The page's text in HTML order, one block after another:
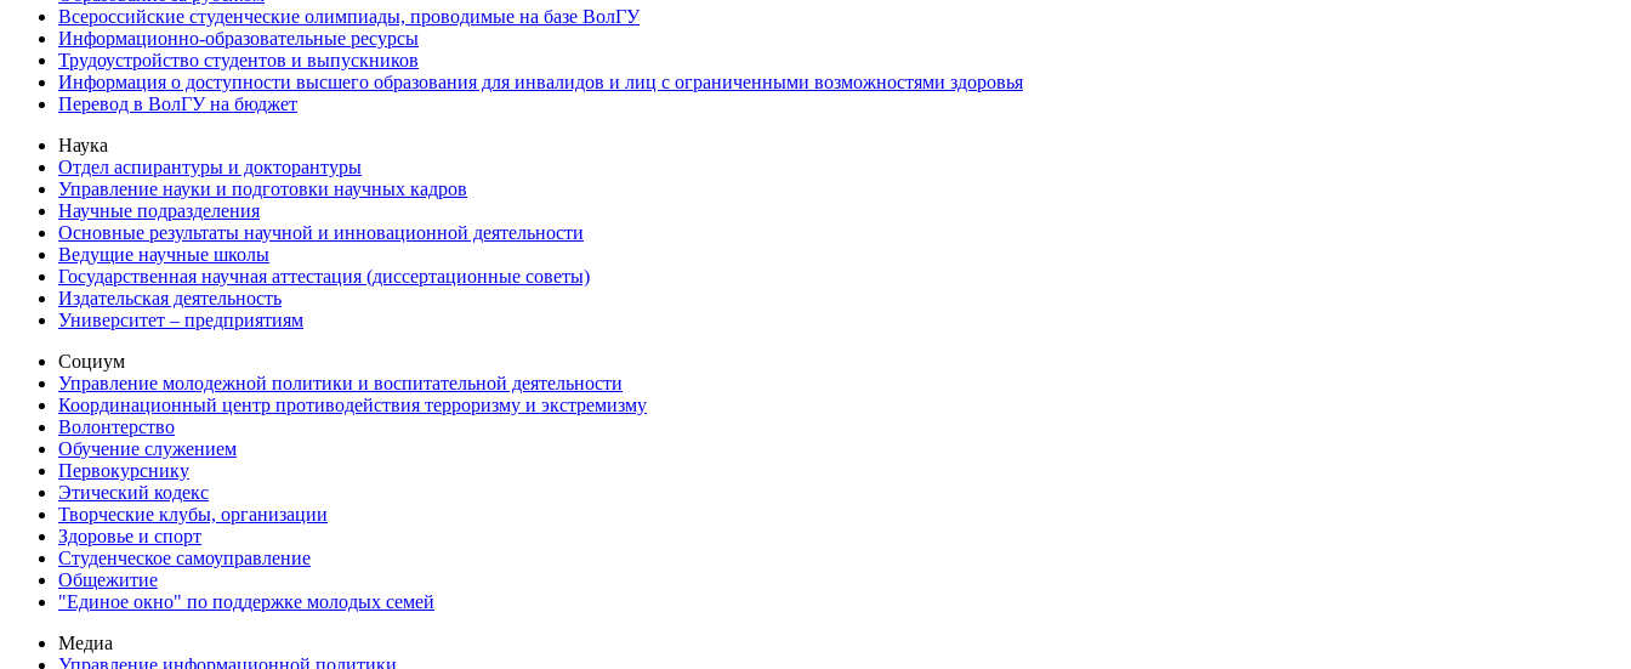
Всероссийские студенческие олимпиады, проводимые на базе ВолГУ
Информационно-образовательные ресурсы
Трудоустройство студентов и выпускников
Информация о доступности высшего образования для инвалидов и лиц с ограниченными возможностями здоровья
Перевод в ВолГУ на бюджет
Наука
Отдел аспирантуры и докторантуры
Управление науки и подготовки научных кадров
Научные подразделения
Основные результаты научной и инновационной деятельности
Ведущие научные школы
Государственная научная аттестация (диссертационные советы)
Издательская деятельность
Университет – предприятиям
Социум
Управление молодежной политики и воспитательной деятельности
Координационный центр противодействия терроризму и экстремизму
Волонтерство
Обучение служением
Первокурснику
Этический кодекс
Творческие клубы, организации
Здоровье и спорт
Студенческое самоуправление
Общежитие
"Единое окно" по поддержке молодых семей
Медиа